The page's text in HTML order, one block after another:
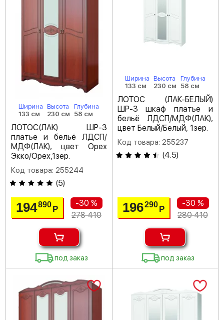
Ширина
133 см
Высота
230 см
Глубина
58 см
ЛОТОС(ЛАК) ШР-3
платье и бельё ЛДСП/
МДФ(ЛАК), цвет Орех
Экко/Орех,1зер.
Код товара: 255244
(5)
194890Р
-30 %
278 410
под заказ
Ширина
133 см
Высота
230 см
Глубина
58 см
ЛОТОС (ЛАК-БЕЛЫЙ)
ШР-3 шкаф платье и
бельё ЛДСП/МДФ(ЛАК),
цвет Белый/Белый, 1зер.
Код товара: 255237
(4.5)
196290 Р
-30 %
280 410
под заказ